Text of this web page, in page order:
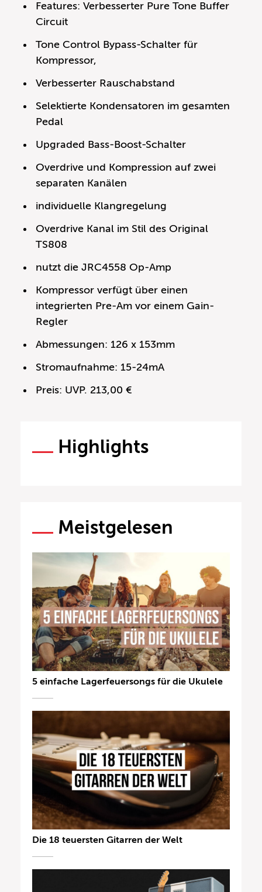
Features: Verbesserter Pure Tone Buffer
Circuit
Tone Control Bypass-Schalter für
Kompressor,
Verbesserter Rauschabstand
Selektierte Kondensatoren im gesamten
Pedal
Upgraded Bass-Boost-Schalter
Overdrive und Kompression auf zwei
separaten Kanälen
individuelle Klangregelung
Overdrive Kanal im Stil des Original
TS808
nutzt die JRC4558 Op-Amp
Kompressor verfügt über einen
integrierten Pre-Am vor einem Gain-
Regler
Abmessungen: 126 x 153mm
Stromaufnahme: 15-24mA
Preis: UVP. 213,00 €
Highlights
Meistgelesen
5 einfache Lagerfeuersongs für die Ukulele
Die 18 teuersten Gitarren der Welt